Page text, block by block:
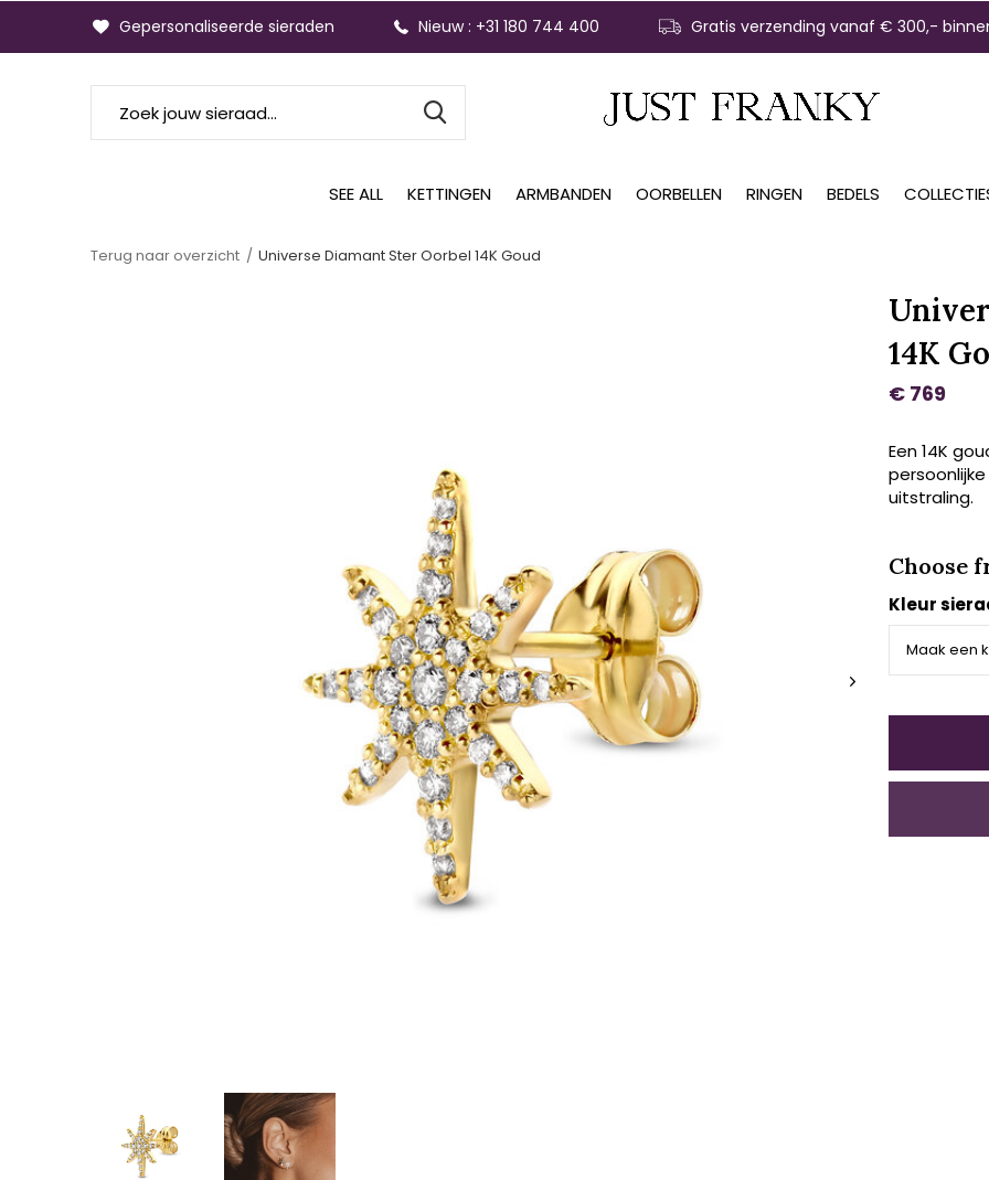
SEE ALL KETTINGEN ARMBANDEN OORBELLEN RINGEN BEDELS
Gepersonaliseerde sieraden Nieuw : +31 180 744 400 Gratis verzending vanaf € 300,-
Terug naar overzicht Universe Diamant Ster Oorbel 14K Goud
14K
€ 769
Een 14K
uitstraling.
Choose
Kleur